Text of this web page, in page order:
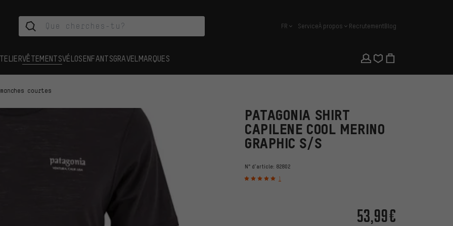
français
FR ServiceÀ propos RecrutementBlog
VÊTEMENTSVÉLOSENFANTSGRAVEL MARQUES
courtes
PATAGONIA SHIRT
CAPILENE COOL MERINO
GRAPHIC S/S
N° d'article: 82802
1
53,99€